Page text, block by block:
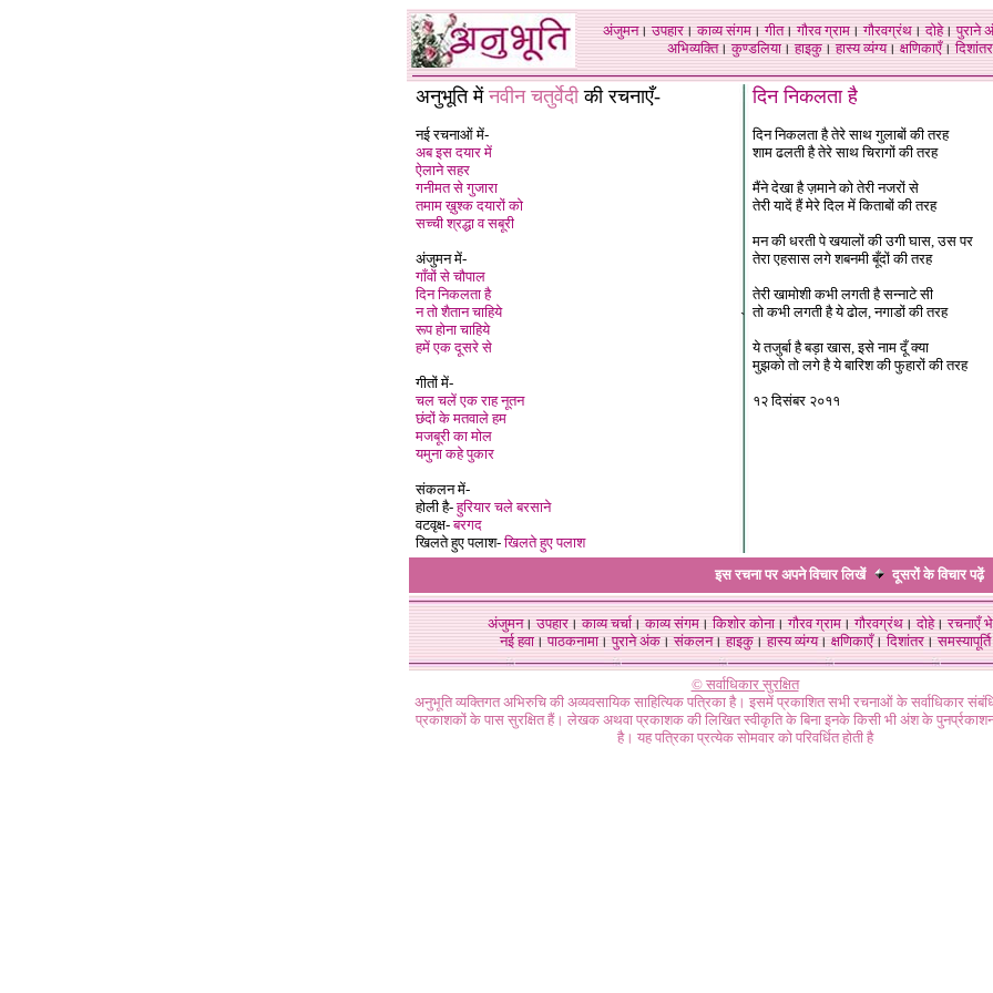
अंजुमन।उपहार।काव्य संगम।गीत।गौरव ग्राम।गौरवग्रंथ।दोहे।पुराने
अभिव्यक्ति।कुण्डलिया।हाइकु।हास्य व्यंग्य।क्षणिकाएँ।दिशांतर
अनुभूति मेंनवीन चतुर्वेदीकी रचनाएँ-
नई रचनाओं में-
अब इस दयार में
ऐलाने सहर
गनीमत से गुजारा
तमाम ख़ुश्क दयारों को
सच्ची श्रद्धा व सबूरी
अंजुमन में-
गाँवों से चौपाल
दिन निकलता है
न तो शैतान चाहिये
रूप होना चाहिये
हमें एक दूसरे से
गीतों में-
चल चलें एक राह नूतन
छंदों के मतवाले हम
मजबूरी का मोल
यमुना कहे पुकार
संकलन में-
होली है-हुरियार चले बरसाने
वटवृक्ष-बरगद
खिलते हुए पलाश-खिलते हुए पलाश
`
दिन निकलता है
दिन निकलता है तेरे साथ गुलाबों की तरह
शाम ढलती है तेरे साथ चिरागों की तरह
मैंने देखा है ज़माने को तेरी नजरों से
तेरी यादें हैं मेरे दिल में किताबों की तरह
मन की धरती पे खयालों की उगी घास, उस पर
तेरा एहसास लगे शबनमी बूँदों की तरह
तेरी खामोशी कभी लगती है सन्नाटे सी
तो कभी लगती है ये ढोल, नगाडों की तरह
ये तजुर्बा है बड़ा खास, इसे नाम दूँ क्या
मुझको तो लगे है ये बारिश की फुहारों की तरह
१२ दिसंबर २०११
इस रचना पर अपने विचार लिखें दूसरों के विचारपढ़ें
अंजुमन।उपहार।काव्य चर्चा।काव्य संगम।किशोर कोना।गौरव ग्राम।गौरवग्रंथ।दोहे।रचनाएँ
नई हवा। पाठकनामा। पुराने अंक। संकलन। हाइकु। हास्य व्यंग्य। क्षणिकाएँ। दिशांतर। समस्यापूर्ति
© सर्वाधिकार सुरक्षित
अनुभूति व्यक्तिगत अभिरुचि की अव्यवसायिक साहित्यिक पत्रिका है। इसमें प्रकाशित सभी रचनाओं के सर्वाधिकार
प्रकाशकों के पास सुरक्षित हैं। लेखक अथवा प्रकाशक की लिखित स्वीकृति के बिना इनके किसी भी अंश के
है। यह पत्रिका प्रत्येक सोमवार को परिवर्धित होती है